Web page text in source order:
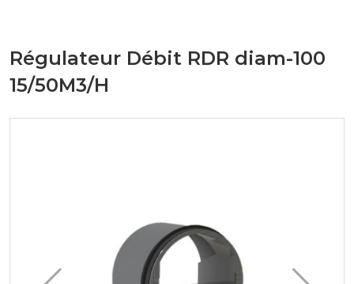
Régulateur Débit RDR diam-100
15/50M3/H